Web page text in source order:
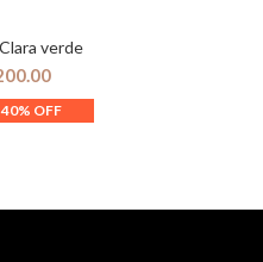
OPCIONES
verde